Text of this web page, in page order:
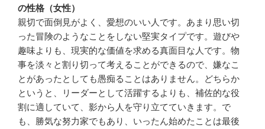
の性格（女性）
親切で面倒見がよく、愛想のいい人です。あまり思い切
った冒険のようなことをしない堅実タイプです。遊びや
趣味よりも、現実的な価値を求める真面目な人です。物
事を淡々と割り切って考えることができるので、嫌なこ
とがあったとしても愚痴ることはありません。どちらか
というと、リーダーとして活躍するよりも、補佐的な役
割に適していて、影から人を守り立てていきます。で
も、勝気な努力家でもあり、いったん始めたことは最後